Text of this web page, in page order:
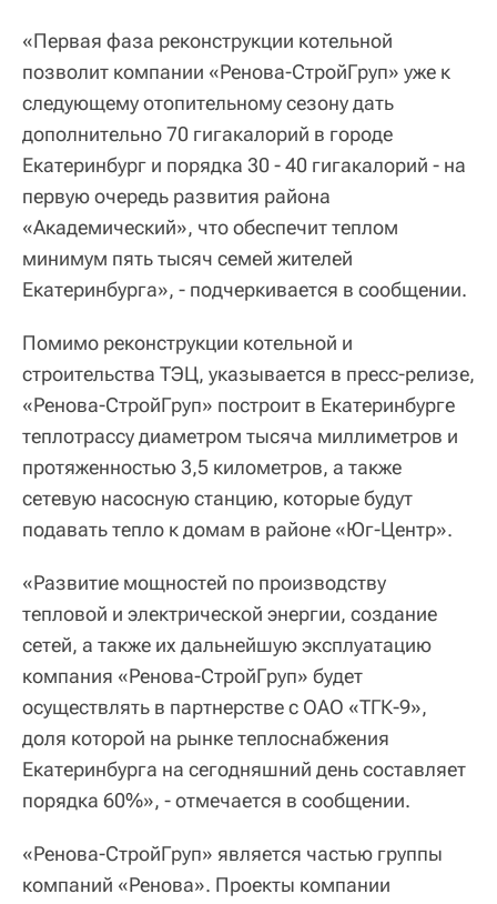
«Первая фаза реконструкции котельной
позволит компании «Ренова-СтройГруп» уже к
следующему отопительному сезону дать
дополнительно 70 гигакалорий в городе
Екатеринбург и порядка 30 - 40 гигакалорий - на
первую очередь развития района
«Академический», что обеспечит теплом
минимум пять тысяч семей жителей
Екатеринбурга», - подчеркивается в сообщении.
Помимо реконструкции котельной и
строительства ТЭЦ, указывается в пресс-релизе,
«Ренова-СтройГруп» построит в Екатеринбурге
теплотрассу диаметром тысяча миллиметров и
протяженностью 3,5 километров, а также
сетевую насосную станцию, которые будут
подавать тепло к домам в районе «Юг-Центр».
«Развитие мощностей по производству
тепловой и электрической энергии, создание
сетей, а также их дальнейшую эксплуатацию
компания «Ренова-СтройГруп» будет
осуществлять в партнерстве с ОАО «ТГК-9»,
доля которой на рынке теплоснабжения
Екатеринбурга на сегодняшний день составляет
порядка 60%», - отмечается в сообщении.
«Ренова-СтройГруп» является частью группы
компаний «Ренова». Проекты компании